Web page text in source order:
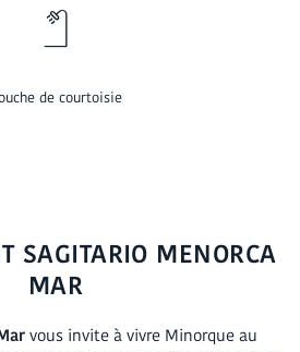
de courtoisie
SAGITARIO MENORCA
MAR
vous invite à vivre Minorque au